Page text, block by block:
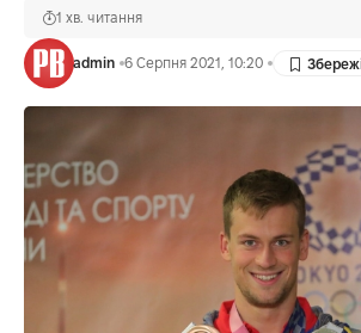
admin 6 Серпня 2021, 10:20
1 хв. читання